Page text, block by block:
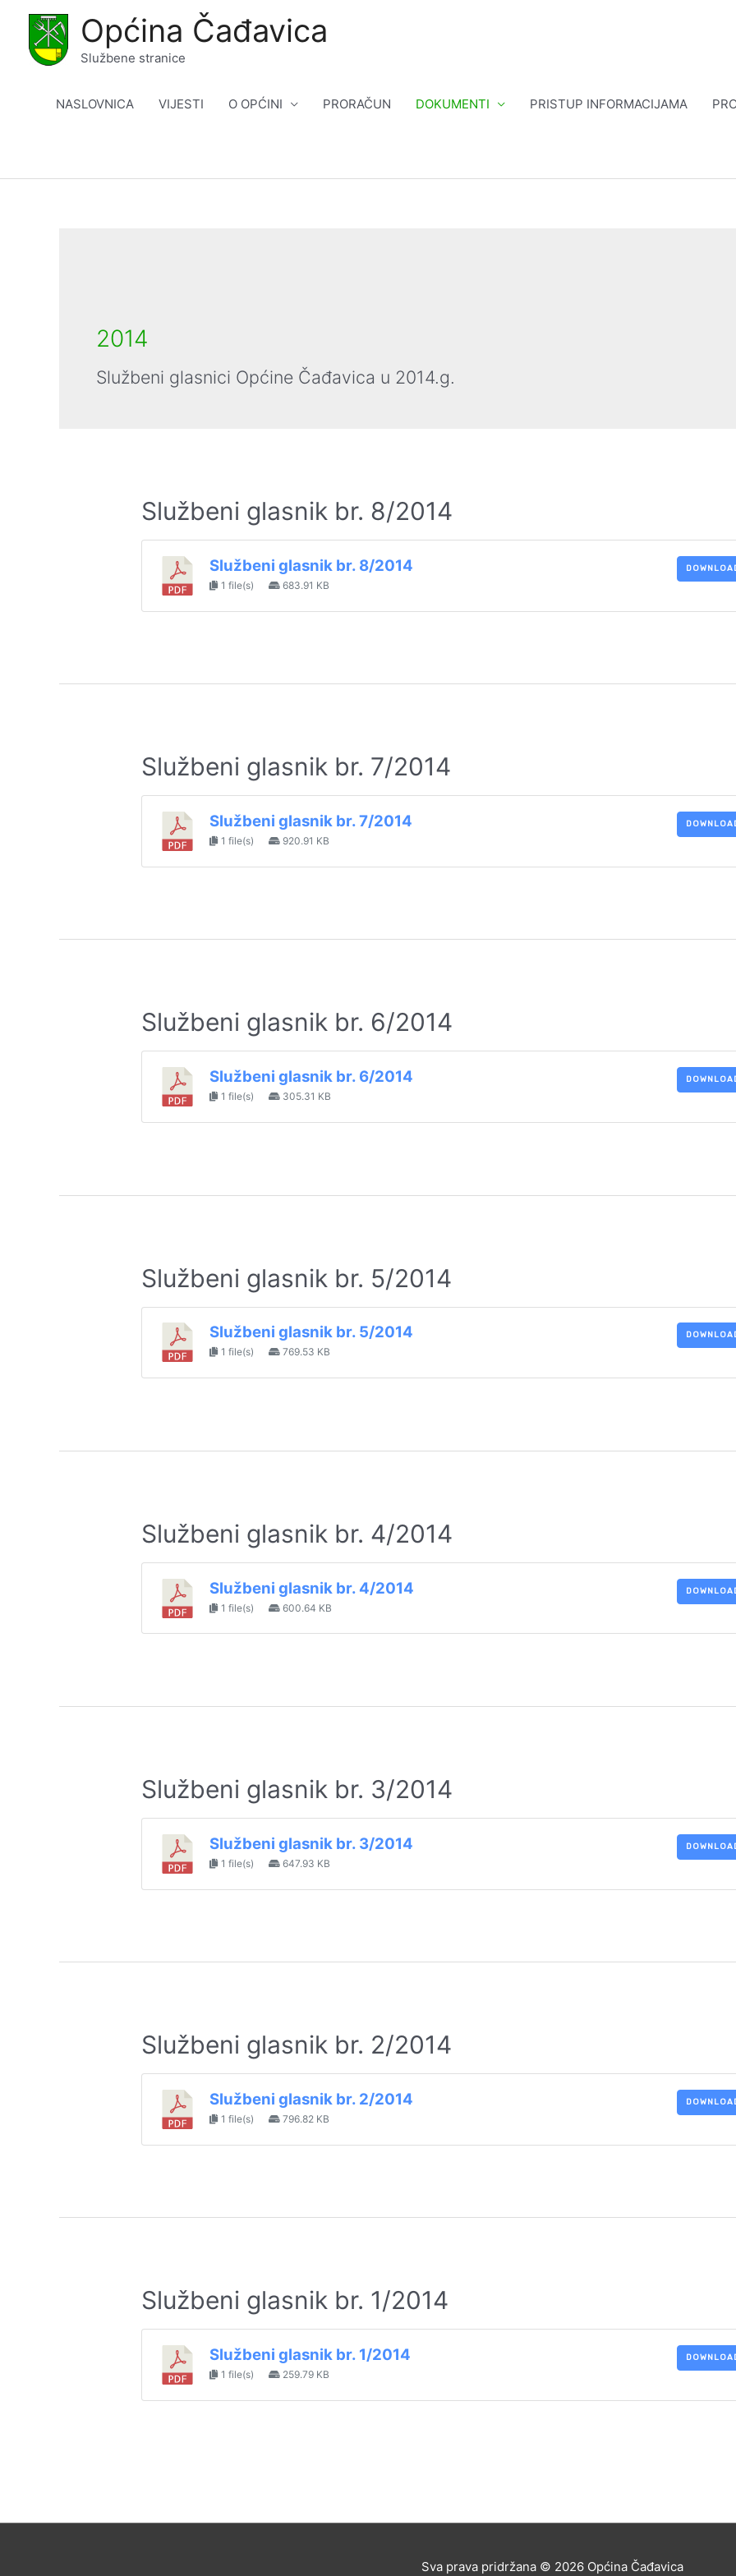
content
Općina Čađavica
Službene stranice
NASLOVNICA VIJESTI O OPĆINI PRORAČUN DOKUMENTI PRISTUP INFORMACIJAMA
2014
Službeni glasnici Općine Čađavica u 2014.g.
Službeni glasnik br. 8/2014
Službeni glasnik br. 8/2014
1 file(s) 683.91 KB
Službeni glasnik br. 7/2014
Službeni glasnik br. 7/2014
1 file(s) 920.91 KB
Službeni glasnik br. 6/2014
Službeni glasnik br. 6/2014
1 file(s) 305.31 KB
Službeni glasnik br. 5/2014
Službeni glasnik br. 5/2014
1 file(s) 769.53 KB
Službeni glasnik br. 4/2014
Službeni glasnik br. 4/2014
1 file(s) 600.64 KB
Službeni glasnik br. 3/2014
Službeni glasnik br. 3/2014
1 file(s) 647.93 KB
Službeni glasnik br. 2/2014
Službeni glasnik br. 2/2014
1 file(s) 796.82 KB
Službeni glasnik br. 1/2014
Službeni glasnik br. 1/2014
1 file(s) 259.79 KB
Sva prava pridržana © 2026 Općina Čađavica